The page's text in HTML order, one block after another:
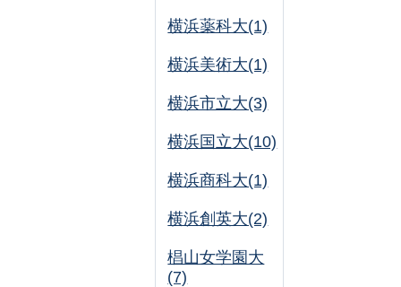
横浜薬科大(1)
横浜美術大(1)
横浜市立大(3)
横浜国立大(10)
横浜商科大(1)
横浜創英大(2)
椙山女学園大
(7)